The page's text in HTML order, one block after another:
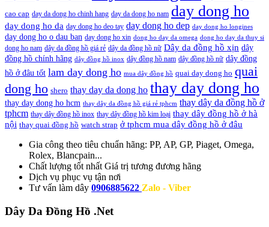
cao cap day da dong ho chinh hang day da dong ho nam day dong ho
day dong ho da day dong ho deo tay day dong ho dep day dong ho longines
day dong ho o dau ban day dong ho xin dong ho day da omega dong ho day da thuy si
dong ho nam dây da đồng hồ giá rẻ dây da đồng hồ nữ Dây da đồng hồ xịn dây
đồng hồ chính hãng dây đồng hồ inox dây đồng hồ nam dây đồng hồ nữ dây đồng
hồ ở đâu tốt lam day dong ho mua dây đồng hồ quai day dong ho quai
dong ho shero thay day da dong ho thay day dong ho
thay day dong ho hcm thay dây da đồng hồ giá rẻ tphcm thay dây da đồng hồ ở
tphcm thay dây đồng hồ inox thay dây đồng hồ kim loại thay dây đồng hồ ở hà
nội thay quai đồng hồ watch strap ở tphcm mua dây đồng hồ ở đâu
Gia công theo tiêu chuẩn hãng: PP, AP, GP, Piaget, Omega,
Rolex, Blancpain...
Chất lượng tốt nhất Giá trị tương đương hãng
Dịch vụ phục vụ tận nơi
Tư vấn làm dây 0906885622 Zalo - Viber
Dây Da Đồng Hồ .Net